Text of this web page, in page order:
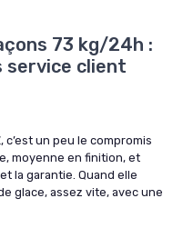
73 kg/24h :
service client
c’est un peu le compromis
moyenne en finition, et
la garantie. Quand elle
glace, assez vite, avec une